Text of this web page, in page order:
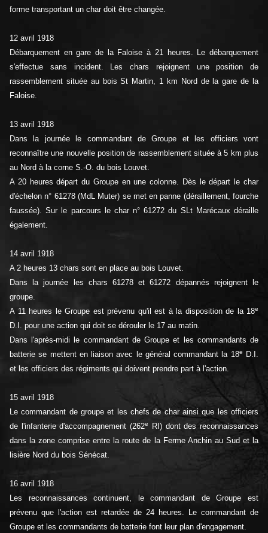
forme transportant un char doit être changée.
12 avril 1918
Débarquement en gare de la Faloise à 21 heures. Le débarquement
s'effectue sans incident. Les chars rejoignent une position de
rassemblement située au bois St Martin, 1 km Nord de la gare de la
Faloise.
13 avril 1918
Dans la journée le commandant de Groupe et les officiers vont
reconnaître une nouvelle position de rassemblement située à 5 km plus
au Nord à la corne S.-O. du bois Louvet.
A 20 heures départ du Groupe en une colonne. Dès le départ le char
d'échelon n° 61278 (MdL Muter) se met en panne (déraillement, fourche
faussée). Sur le parcours le char n° 61272 du SLt Marécaux déraille
également.
14 avril 1918
A 2 heures 13 chars sont en place au bois Louvet.
Dans la journée les chars 61278 et 61272 dépannés rejoignent le
groupe.
A 11 heures le Groupe est prévenu qu'il est à la disposition de la 18e
D.I. pour une action qui doit se dérouler le 17 au matin.
Dans l'après-midi le commandant de Groupe et les commandants de
batterie se mettent en liaison avec le général commandant la 18e
D.I.
et les officiers des régiments qui doivent prendre part à l'action.
15 avril 1918
Le commandant de groupe et les chefs de char ainsi que les officiers
de l'infanterie d'accompagnement (262e
RI) dont des reconnaissances
dans la zone comprise entre la route de la Ferme Anchin au Sud et la
lisière Nord du bois Sénécat.
16 avril 1918
Les reconnaissances continuent, le commandant de Groupe est
prévenu que l'action est retardée de 24 heures. Le commandant de
Groupe et les commandants de batterie font leur plan d'engagement.